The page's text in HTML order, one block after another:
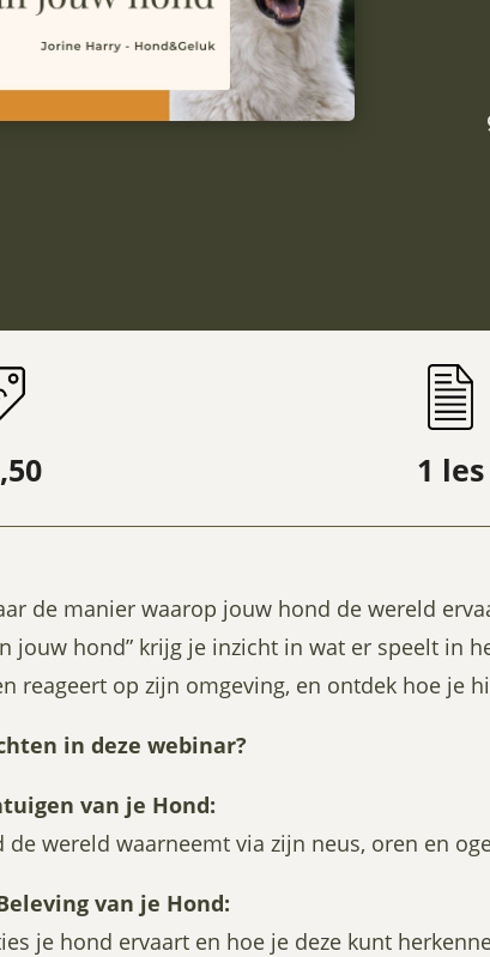
1 les
de manier waarop jouw hond de wereld
jouw hond” krijg je inzicht in wat er speelt in
reageert op zijn omgeving, en ontdek hoe je
in deze webinar?
van je Hond:
wereld waarneemt via zijn neus, oren en
van je Hond:
je hond ervaart en hoe je deze kunt